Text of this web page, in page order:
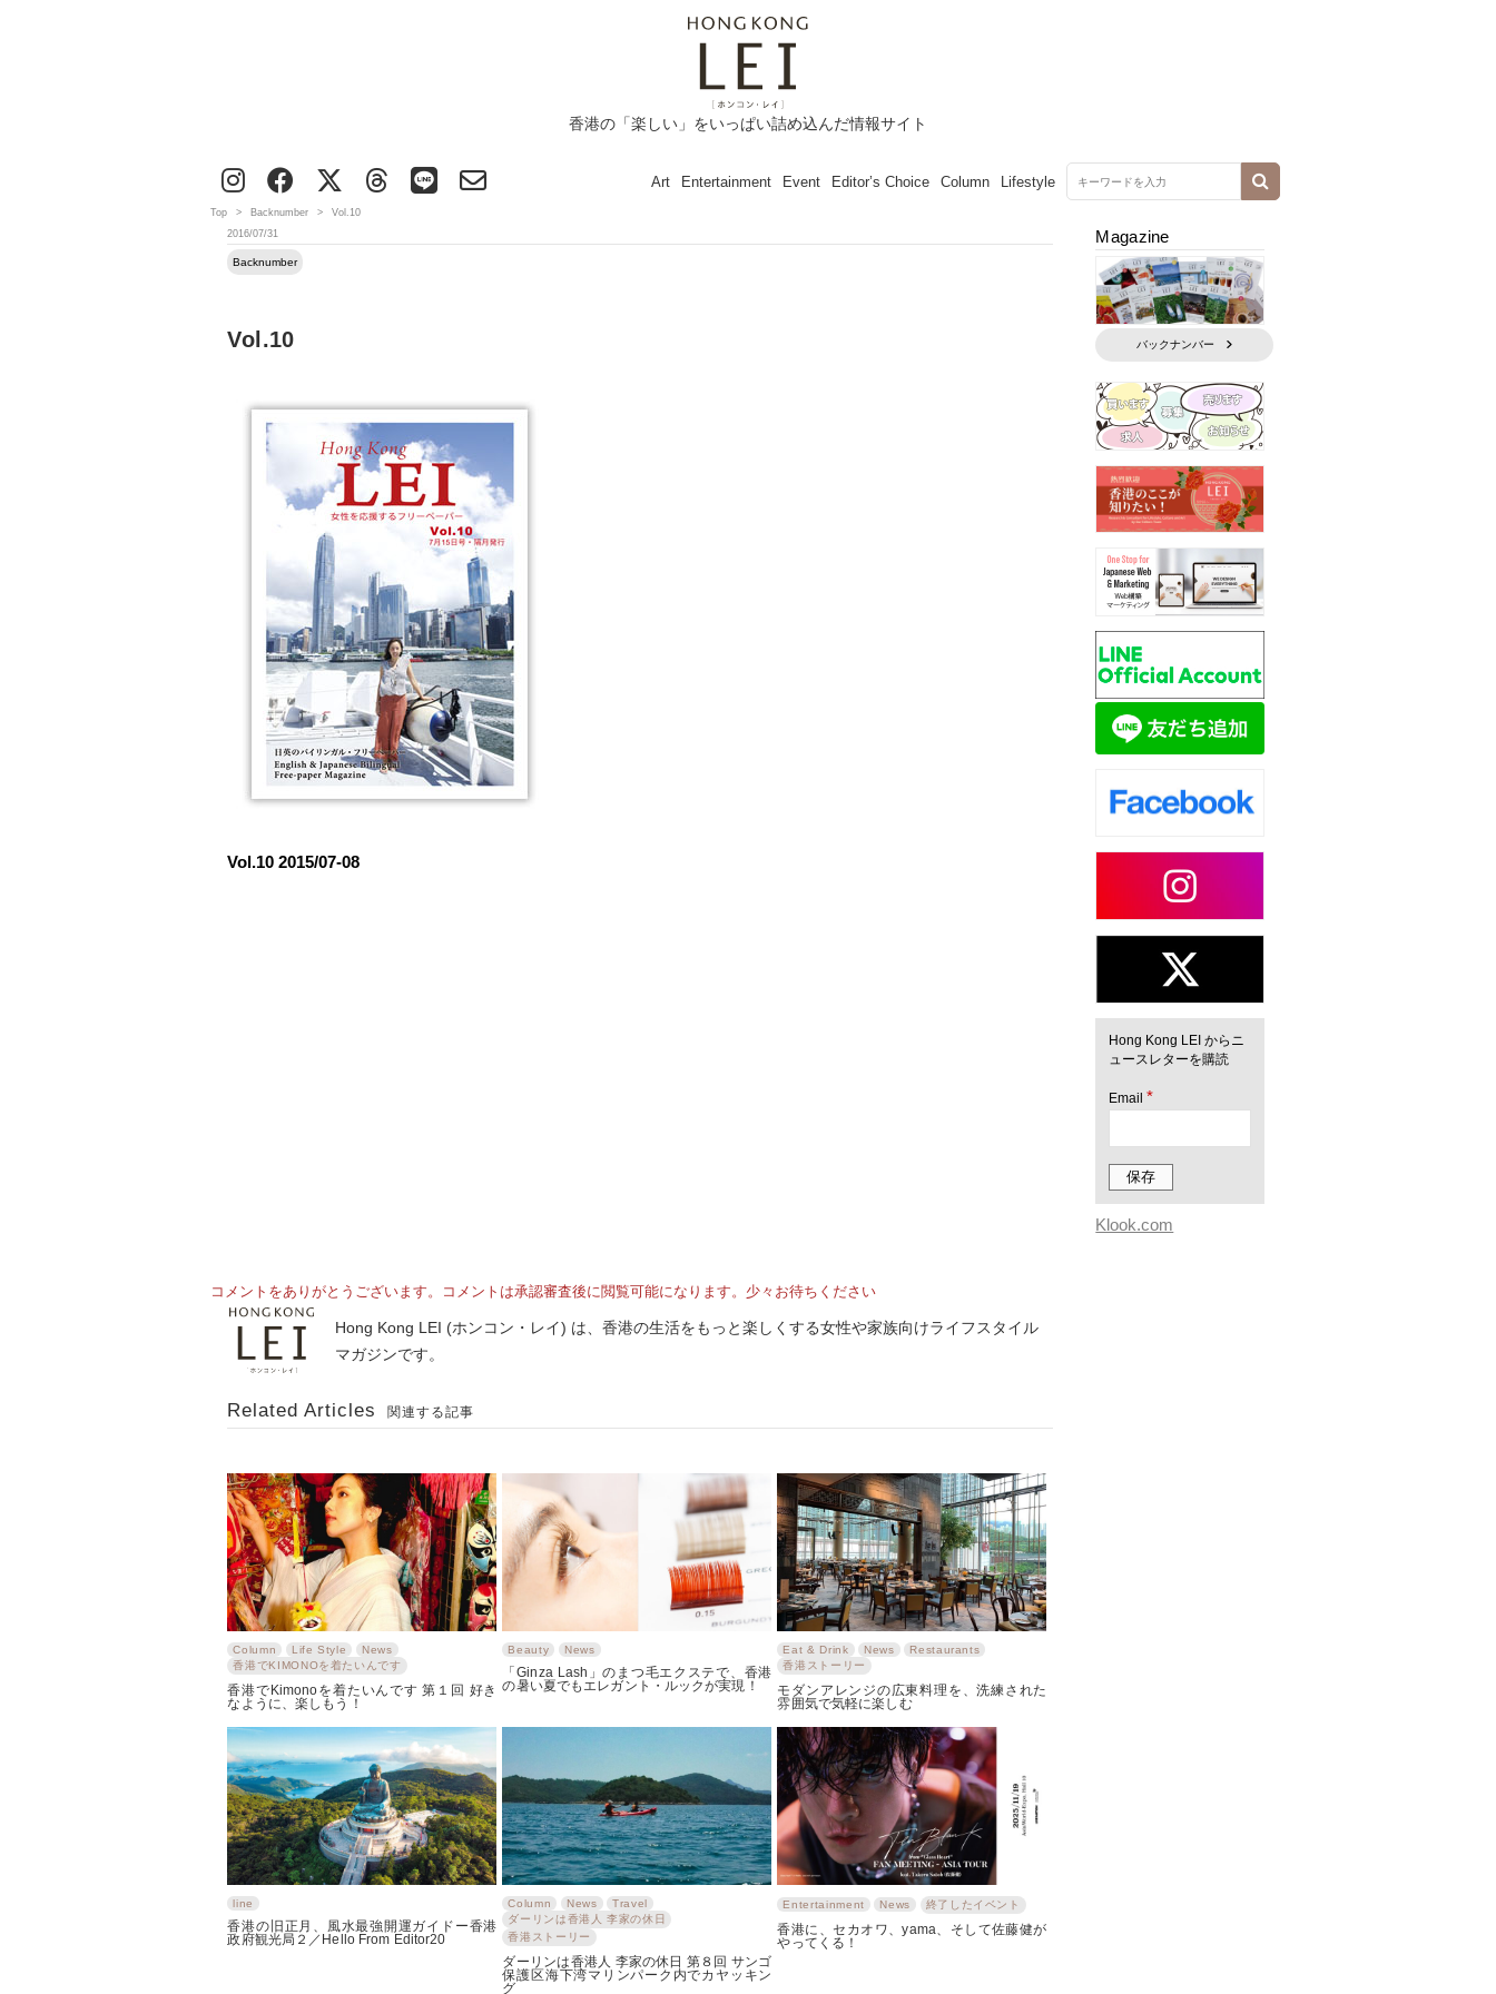
香港の「楽しい」をいっぱい詰め込んだ情報サイト
Art Entertainment Event Editor’s Choice Column Lifestyle
Top > Backnumber >
Vol.10
2016/07/31
Backnumber
Vol.10
Vol.10 2015/07-08
コメントをありがとうございます。コメントは承認審査後に閲覧可能になります。少々お待ちください
Hong Kong LEI (ホンコン・レイ) は、香港の生活をもっと楽しくする女性や家族向けライフスタイル
マガジンです。
Related Articles 関連する記事
Column Life Style
News
香港でKIMONOを着たいんです
香港でKimonoを着たいんです 第１回 好き
なように、楽しもう！
Beauty News
「Ginza Lash」のまつ毛エクステで、香港
の暑い夏でもエレガント・ルックが実現！
Eat & Drink News
Restaurants
香港ストーリー
モダンアレンジの広東料理を、洗練された
雰囲気で気軽に楽しむ
line
香港の旧正月、風水最強開運ガイドー香港
政府観光局２／Hello From Editor20
Column News
Travel
ダーリンは香港人 李家の休日
香港ストーリー
ダーリンは香港人 李家の休日 第８回 サンゴ
保護区海下湾マリンパーク内でカヤッキン
グ
Entertainment News 終了したイベント
香港に、セカオワ、yama、そして佐藤健が
やってくる！
Magazine
バックナンバー
Hong Kong LEI からニ
ュースレターを購読
Email*
Klook.com